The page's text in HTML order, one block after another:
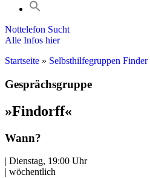
Nottelefon Sucht
Alle Infos hier
Startseite » Selbsthilfegruppen Finder
Gesprächsgruppe
»Findorff«
Wann?
| Dienstag, 19:00 Uhr
| wöchentlich